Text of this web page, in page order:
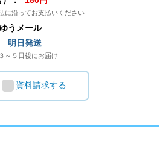
に沿ってお支払いください
ゆうメール
明日発送
～５日後にお届け
資料請求する